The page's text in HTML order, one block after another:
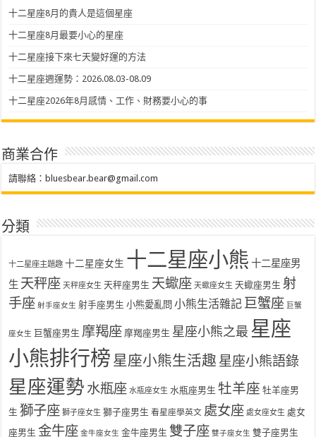
十二星座8月的貴人是這個星座
十二星座8月最要小心的星座
十二星座接下來七天變好運的方法
十二星座週運勢：2026.08.03-08.09
十二星座2026年8月感情、工作、財務要小心的事
商業合作
請聯絡： bluesbear.bear@gmail.com
分類
十二星座主題趣 十二星座女生 十二星座小熊 十二星座男
生 天秤座 天秤座女生 天秤座男生 天蠍座 天蠍座女生 天蠍座男生 射
手座 射手座女生 射手座男生 小熊愛亂問 小熊生活雜記 巨蟹座 巨蟹
座女生 巨蟹座男生 摩羯座 摩羯座男生 星座小熊之最 星座
小熊排行榜 星座小熊生活趣 星座小熊語錄
星座運勢 水瓶座 水瓶座女生 水瓶座男生 牡羊座 牡羊座男
生 獅子座 獅子座女生 獅子座男生 看星座學英文 處女座 處女座女生 處女
座男生 金牛座 金牛座女生 金牛座男生 雙子座 雙子座女生 雙子座男生